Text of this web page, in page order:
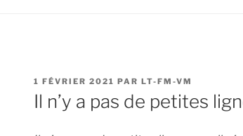
PUBLIÉ
LE
1 FÉVRIER 2021 PAR LT-FM-VM
Il n’y a pas de petites